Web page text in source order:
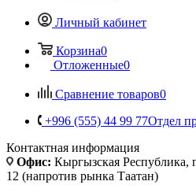
Личный кабинет
Корзина0
Отложенные0
Сравнение товаров0
+996 (555) 44 99 77Отдел
Контактная информация
Офис: Кыргызская Республика,
12 (напротив рынка Таатан)